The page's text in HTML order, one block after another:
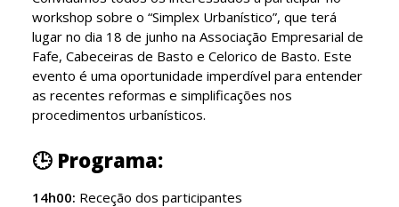
workshop sobre o “Simplex Urbanístico”, que terá
lugar no dia 18 de junho na Associação Empresarial de
Fafe, Cabeceiras de Basto e Celorico de Basto. Este
evento é uma oportunidade imperdível para entender
as recentes reformas e simplificações nos
procedimentos urbanísticos.
🕒 Programa:
14h00: Receção dos participantes